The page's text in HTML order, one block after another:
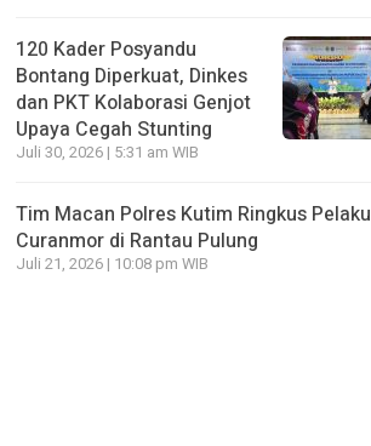
120 Kader Posyandu
Bontang Diperkuat, Dinkes
dan PKT Kolaborasi Genjot
Upaya Cegah Stunting
Juli 30, 2026 | 5:31 am WIB
Tim Macan Polres Kutim Ringkus Pelaku
Curanmor di Rantau Pulung
Juli 21, 2026 | 10:08 pm WIB